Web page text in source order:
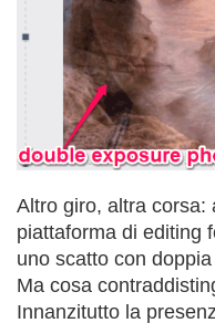
Altro giro, altra corsa:
piattaforma di editing
uno scatto con
Ma cosa
Innanzitutto la